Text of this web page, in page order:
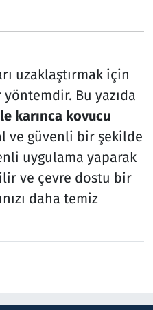
uzaklaştırmak için
Bu yazıda
karınca kovucu
ve güvenli bir şekilde
uygulama yaparak
ve çevre dostu bir
daha temiz